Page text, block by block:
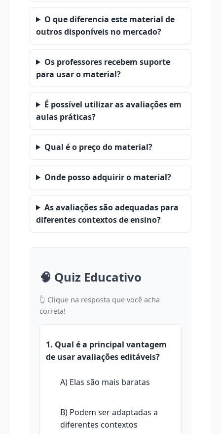
O que diferencia este material de
outros disponíveis no mercado?
Os professores recebem suporte
para usar o material?
É possível utilizar as avaliações em
aulas práticas?
Qual é o preço do material?
Onde posso adquirir o material?
As avaliações são adequadas para
diferentes contextos de ensino?
🧠 Quiz Educativo
👆 Clique na resposta que você acha
correta!
1. Qual é a principal vantagem
de usar avaliações editáveis?
A) Elas são mais baratas
B) Podem ser adaptadas a
diferentes contextos